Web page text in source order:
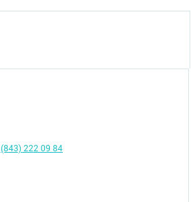
(843) 222 09 84